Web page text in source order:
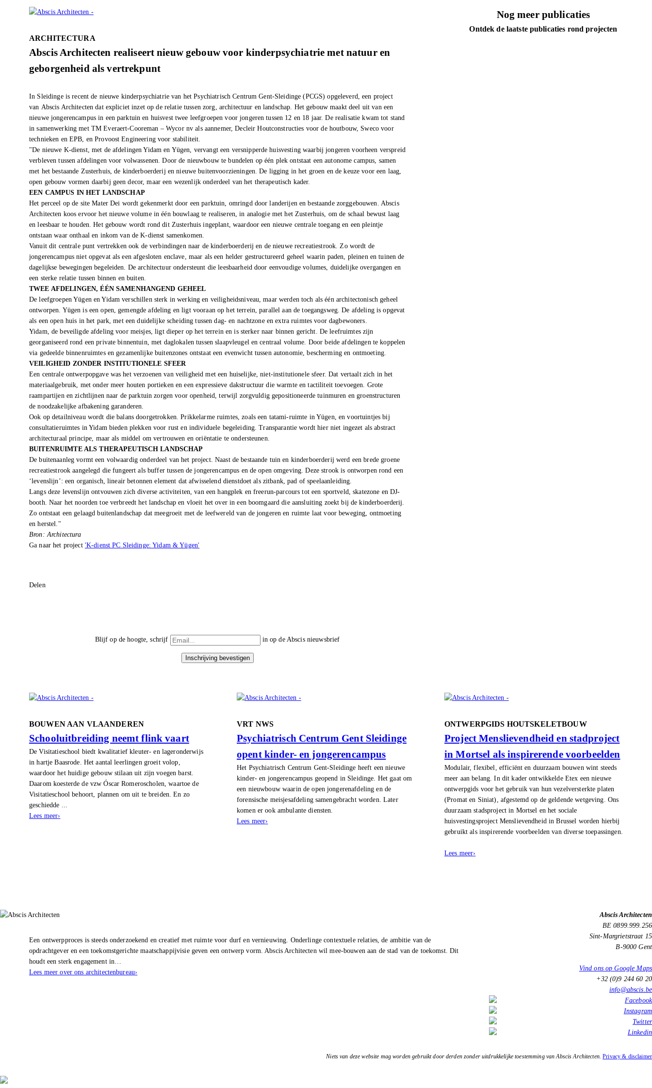
ARCHITECTURA
Abscis Architecten realiseert nieuw gebouw voor kinderpsychiatrie met natuur en
geborgenheid als vertrekpunt
In Sleidinge is recent de nieuwe kinderpsychiatrie van het Psychiatrisch Centrum Gent-Sleidinge (PCGS) opgeleverd, een project
van Abscis Architecten dat expliciet inzet op de relatie tussen zorg, architectuur en landschap. Het gebouw maakt deel uit van een
nieuwe jongerencampus in een parktuin en huisvest twee leefgroepen voor jongeren tussen 12 en 18 jaar. De realisatie kwam tot stand
in samenwerking met TM Everaert-Cooreman – Wycor nv als aannemer, Decleir Houtconstructies voor de houtbouw, Sweco voor
technieken en EPB, en Provoost Engineering voor stabiliteit.
"De nieuwe K-dienst, met de afdelingen Yidam en Yügen, vervangt een versnipperde huisvesting waarbij jongeren voorheen verspreid
verbleven tussen afdelingen voor volwassenen. Door de nieuwbouw te bundelen op één plek ontstaat een autonome campus, samen
met het bestaande Zusterhuis, de kinderboerderij en nieuwe buitenvoorzieningen. De ligging in het groen en de keuze voor een laag,
open gebouw vormen daarbij geen decor, maar een wezenlijk onderdeel van het therapeutisch kader.
EEN CAMPUS IN HET LANDSCHAP
Het perceel op de site Mater Dei wordt gekenmerkt door een parktuin, omringd door landerijen en bestaande zorggebouwen. Abscis
Architecten koos ervoor het nieuwe volume in één bouwlaag te realiseren, in analogie met het Zusterhuis, om de schaal bewust laag
en leesbaar te houden. Het gebouw wordt rond dit Zusterhuis ingeplant, waardoor een nieuwe centrale toegang en een pleintje
ontstaan waar onthaal en inkom van de K-dienst samenkomen.
Vanuit dit centrale punt vertrekken ook de verbindingen naar de kinderboerderij en de nieuwe recreatiestrook. Zo wordt de
jongerencampus niet opgevat als een afgesloten enclave, maar als een helder gestructureerd geheel waarin paden, pleinen en tuinen de
dagelijkse bewegingen begeleiden. De architectuur ondersteunt die leesbaarheid door eenvoudige volumes, duidelijke overgangen en
een sterke relatie tussen binnen en buiten.
TWEE AFDELINGEN, ÉÉN SAMENHANGEND GEHEEL
De leefgroepen Yügen en Yidam verschillen sterk in werking en veiligheidsniveau, maar werden toch als één architectonisch geheel
ontworpen. Yügen is een open, gemengde afdeling en ligt vooraan op het terrein, parallel aan de toegangsweg. De afdeling is opgevat
als een open huis in het park, met een duidelijke scheiding tussen dag- en nachtzone en extra ruimtes voor dagbewoners.
Yidam, de beveiligde afdeling voor meisjes, ligt dieper op het terrein en is sterker naar binnen gericht. De leefruimtes zijn
georganiseerd rond een private binnentuin, met daglokalen tussen slaapvleugel en centraal volume. Door beide afdelingen te koppelen
via gedeelde binnenruimtes en gezamenlijke buitenzones ontstaat een evenwicht tussen autonomie, bescherming en ontmoeting.
VEILIGHEID ZONDER INSTITUTIONELE SFEER
Een centrale ontwerpopgave was het verzoenen van veiligheid met een huiselijke, niet-institutionele sfeer. Dat vertaalt zich in het
materiaalgebruik, met onder meer houten portieken en een expressieve dakstructuur die warmte en tactiliteit toevoegen. Grote
raampartijen en zichtlijnen naar de parktuin zorgen voor openheid, terwijl zorgvuldig gepositioneerde tuinmuren en groenstructuren
de noodzakelijke afbakening garanderen.
Ook op detailniveau wordt die balans doorgetrokken. Prikkelarme ruimtes, zoals een tatami-ruimte in Yügen, en voortuintjes bij
consultatieruimtes in Yidam bieden plekken voor rust en individuele begeleiding. Transparantie wordt hier niet ingezet als abstract
architecturaal principe, maar als middel om vertrouwen en oriëntatie te ondersteunen.
BUITENRUIMTE ALS THERAPEUTISCH LANDSCHAP
De buitenaanleg vormt een volwaardig onderdeel van het project. Naast de bestaande tuin en kinderboerderij werd een brede groene
recreatiestrook aangelegd die fungeert als buffer tussen de jongerencampus en de open omgeving. Deze strook is ontworpen rond een
‘levenslijn’: een organisch, lineair betonnen element dat afwisselend dienstdoet als zitbank, pad of speelaanleiding.
Langs deze levenslijn ontvouwen zich diverse activiteiten, van een hangplek en freerun-parcours tot een sportveld, skatezone en DJ-
booth. Naar het noorden toe verbreedt het landschap en vloeit het over in een boomgaard die aansluiting zoekt bij de kinderboerderij.
Zo ontstaat een gelaagd buitenlandschap dat meegroeit met de leefwereld van de jongeren en ruimte laat voor beweging, ontmoeting
en herstel."
Bron: Architectura
Ga naar het project 'K-dienst PC Sleidinge: Yidam & Yügen'
Delen
Blijf op de hoogte, schrijf in op de Abscis nieuwsbrief
Inschrijving bevestigen
Nog meer publicaties
Ontdek de laatste publicaties rond projecten
BOUWEN AAN VLAANDEREN
Schooluitbreiding neemt flink vaart
De Visitatieschool biedt kwalitatief kleuter- en lageronderwijs
in hartje Baasrode. Het aantal leerlingen groeit volop,
waardoor het huidige gebouw stilaan uit zijn voegen barst.
Daarom koesterde de vzw Óscar Romeroscholen, waartoe de
Visitatieschool behoort, plannen om uit te breiden. En zo
geschiedde ...
Lees meer›
VRT NWS
Psychiatrisch Centrum Gent Sleidinge
opent kinder- en jongerencampus
Het Psychiatrisch Centrum Gent-Sleidinge heeft een nieuwe
kinder- en jongerencampus geopend in Sleidinge. Het gaat om
een nieuwbouw waarin de open jongerenafdeling en de
forensische meisjesafdeling samengebracht worden. Later
komen er ook ambulante diensten.
Lees meer›
ONTWERPGIDS HOUTSKELETBOUW
Project Menslievendheid en stadproject
in Mortsel als inspirerende voorbeelden
Modulair, flexibel, efficiënt en duurzaam bouwen wint steeds
meer aan belang. In dit kader ontwikkelde Etex een nieuwe
ontwerpgids voor het gebruik van hun vezelversterkte platen
(Promat en Siniat), afgestemd op de geldende wetgeving. Ons
duurzaam stadsproject in Mortsel en het sociale
huisvestingsproject Menslievendheid in Brussel worden hierbij
gebruikt als inspirerende voorbeelden van diverse toepassingen.
Lees meer›
Een ontwerpproces is steeds onderzoekend en creatief met ruimte voor durf en vernieuwing. Onderlinge contextuele relaties, de ambitie van de
opdrachtgever en een toekomstgerichte maatschappijvisie geven een ontwerp vorm. Abscis Architecten wil mee-bouwen aan de stad van de toekomst. Dit
houdt een sterk engagement in…
Lees meer over ons architectenbureau›
Abscis Architecten
BE 0899.999.256
Sint-Margrietstraat 15
B-9000 Gent
Vind ons op Google Maps
+32 (0)9 244 60 20
info@abscis.be
Niets van deze website mag worden gebruikt door derden zonder uitdrukkelijke toestemming van Abscis Architecten. Privacy & disclaimer